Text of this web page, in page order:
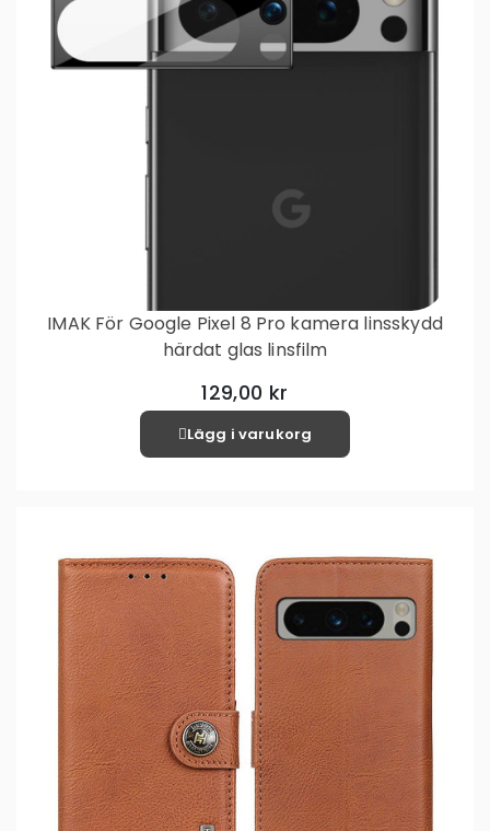
IMAK För Google Pixel 8 Pro kamera linsskydd
härdat glas linsfilm
129,00 kr
Lägg i varukorg